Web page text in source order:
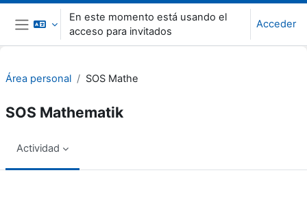
Salta al contenido principal
Panel lateral
En este momento está usando el
acceso para invitados
Acceder
Área personal SOS Mathe
SOS Mathematik
Actividad